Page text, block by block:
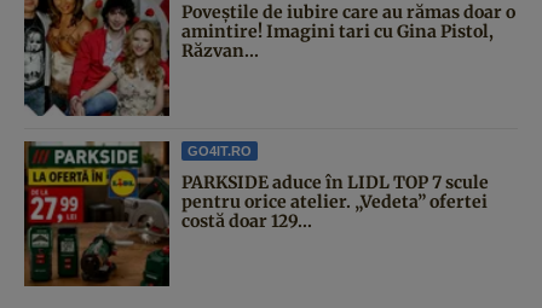
Poveştile de iubire care au rămas doar o
amintire! Imagini tari cu Gina Pistol,
Răzvan...
GO4IT.RO
PARKSIDE aduce în LIDL TOP 7 scule
pentru orice atelier. „Vedeta” ofertei
costă doar 129...